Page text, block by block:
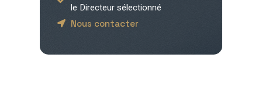
le Directeur sélectionné
Nous contacter